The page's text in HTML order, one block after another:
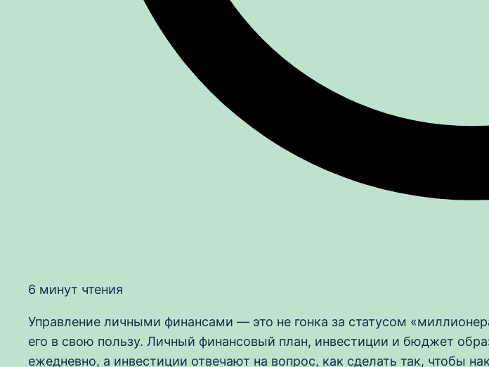
6 минут чтения
Управление личными финансами — это не гонка за статусом
его в свою пользу. Личный финансовый план, инвестиции и бюджет
ежедневно, а инвестиции отвечают на вопрос, как сделать так, чтобы